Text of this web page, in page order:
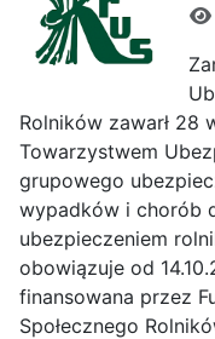
Rolników zawarł 28
Towarzystwem
grupowego
wypadków i chorób
ubezpieczeniem
obowiązuje od
finansowana przez
Społecznego